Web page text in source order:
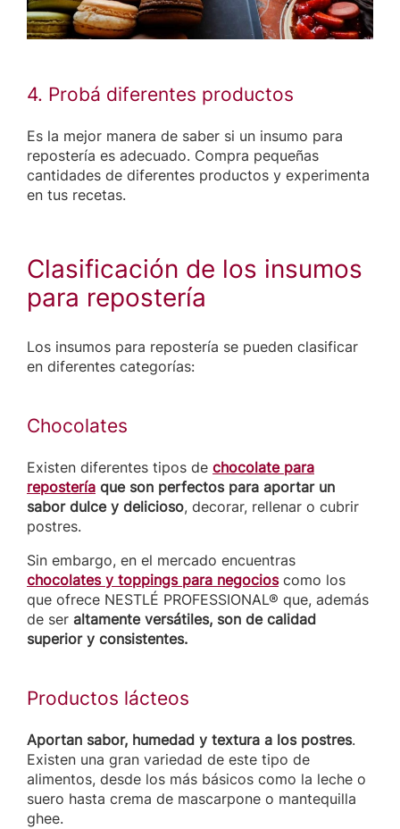
4. Probá diferentes productos
Es la mejor manera de saber si un insumo para
repostería es adecuado. Compra pequeñas
cantidades de diferentes productos y experimenta
en tus recetas.
Clasificación de los insumos
para repostería
Los insumos para repostería se pueden clasificar
en diferentes categorías:
Chocolates
Existen diferentes tipos de chocolate para
repostería que son perfectos para aportar un
sabor dulce y delicioso, decorar, rellenar o cubrir
postres.
Sin embargo, en el mercado encuentras
chocolates y toppings para negocios como los
que ofrece NESTLÉ PROFESSIONAL® que, además
de ser altamente versátiles, son de calidad
superior y consistentes.
Productos lácteos
Aportan sabor, humedad y textura a los postres.
Existen una gran variedad de este tipo de
alimentos, desde los más básicos como la leche o
suero hasta crema de mascarpone o mantequilla
ghee.